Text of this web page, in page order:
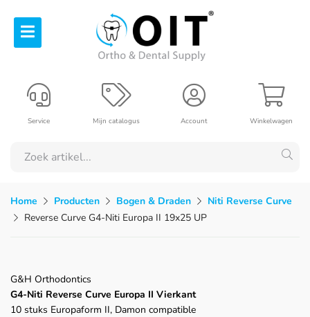
Winkelwagen
Account
Mijn catalogus
Service
Home Producten Bogen & Draden
Niti Reverse Curve
Reverse Curve G4-Niti Europa II 19x25 UP
G&H Orthodontics
G4-Niti Reverse Curve Europa II Vierkant
10 stuks Europaform II, Damon compatible